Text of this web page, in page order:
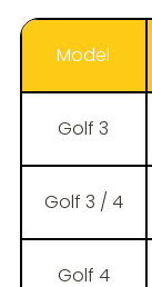
Model
Golf 3
Golf 3 / 4
Golf 4